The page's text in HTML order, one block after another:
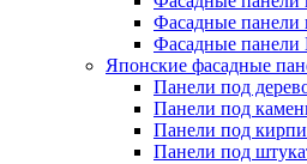
Фасадные панели
Фасадные панели
Японские фасадные
Панели под
Панели под
Панели под
Панели под